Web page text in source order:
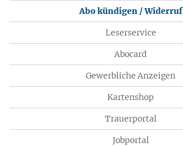
Abo kündigen / Widerruf
Leserservice
Abocard
Gewerbliche Anzeigen
Kartenshop
Trauerportal
Jobportal